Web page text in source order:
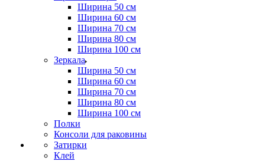
Ширина 50 см
Ширина 60 см
Ширина 70 см
Ширина 80 см
Ширина 100 см
Зеркала
Ширина 50 см
Ширина 60 см
Ширина 70 см
Ширина 80 см
Ширина 100 см
Полки
Консоли для раковины
Затирки
Клей